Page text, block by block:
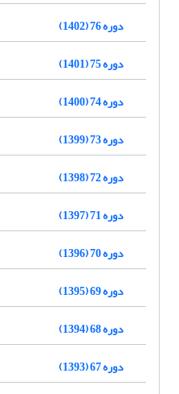
دوره 76 (1402)
دوره 75 (1401)
دوره 74 (1400)
دوره 73 (1399)
دوره 72 (1398)
دوره 71 (1397)
دوره 70 (1396)
دوره 69 (1395)
دوره 68 (1394)
دوره 67 (1393)